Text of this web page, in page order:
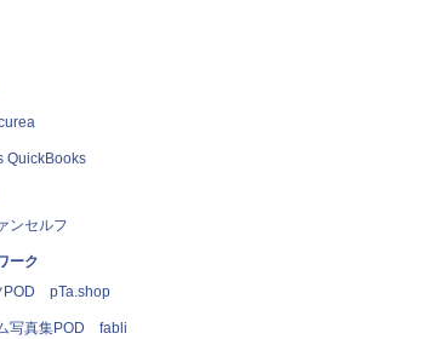
QuickBooks
ンセルフ
ーク
POD pTa.shop
写真集POD fabli